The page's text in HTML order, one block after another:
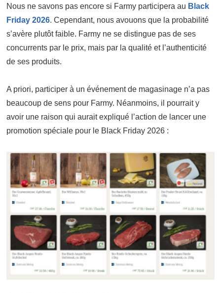
Nous ne savons pas encore si Farmy participera au Black
Friday 2026. Cependant, nous avouons que la probabilité
s’avère plutôt faible. Farmy ne se distingue pas de ses
concurrents par le prix, mais par la qualité et l’authenticité
de ses produits.
A priori, participer à un événement de magasinage n’a pas
beaucoup de sens pour Farmy. Néanmoins, il pourrait y
avoir une raison qui aurait expliqué l’action de lancer une
promotion spéciale pour le Black Friday 2026 :